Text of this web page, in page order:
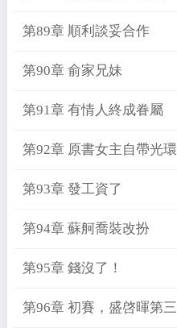
第89章 順利談妥合作
第90章 俞家兄妹
第91章 有情人終成眷屬
第92章 原書女主自帶光環
第93章 發工資了
第94章 蘇舸喬裝改扮
第95章 錢沒了！
第96章 初賽，盛啓暉第三